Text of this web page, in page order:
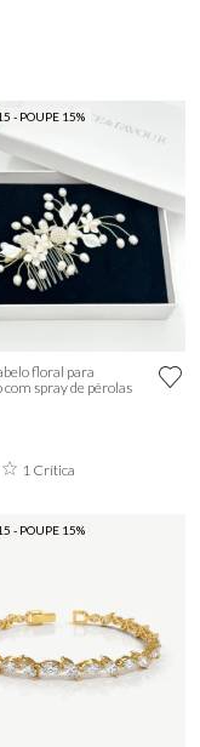
- POUPE 15%
floral para
spray de pérolas
1 Crítica
- POUPE 15%